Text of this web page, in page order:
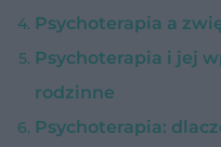
Psychoterapia a
Psychoterapia i jej
rodzinne
Psychoterapia: